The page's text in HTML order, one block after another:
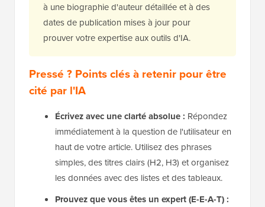
à une biographie d'auteur détaillée et à des
dates de publication mises à jour pour
prouver votre expertise aux outils d'IA.
Pressé ? Points clés à retenir pour être
cité par l'IA
Écrivez avec une clarté absolue : Répondez
immédiatement à la question de l'utilisateur en
haut de votre article. Utilisez des phrases
simples, des titres clairs (H2, H3) et organisez
les données avec des listes et des tableaux.
Prouvez que vous êtes un expert (E-E-A-T) :